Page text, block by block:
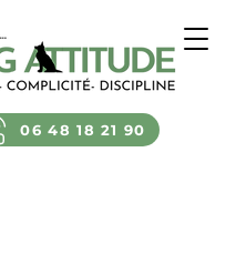
06 48 18 21 90